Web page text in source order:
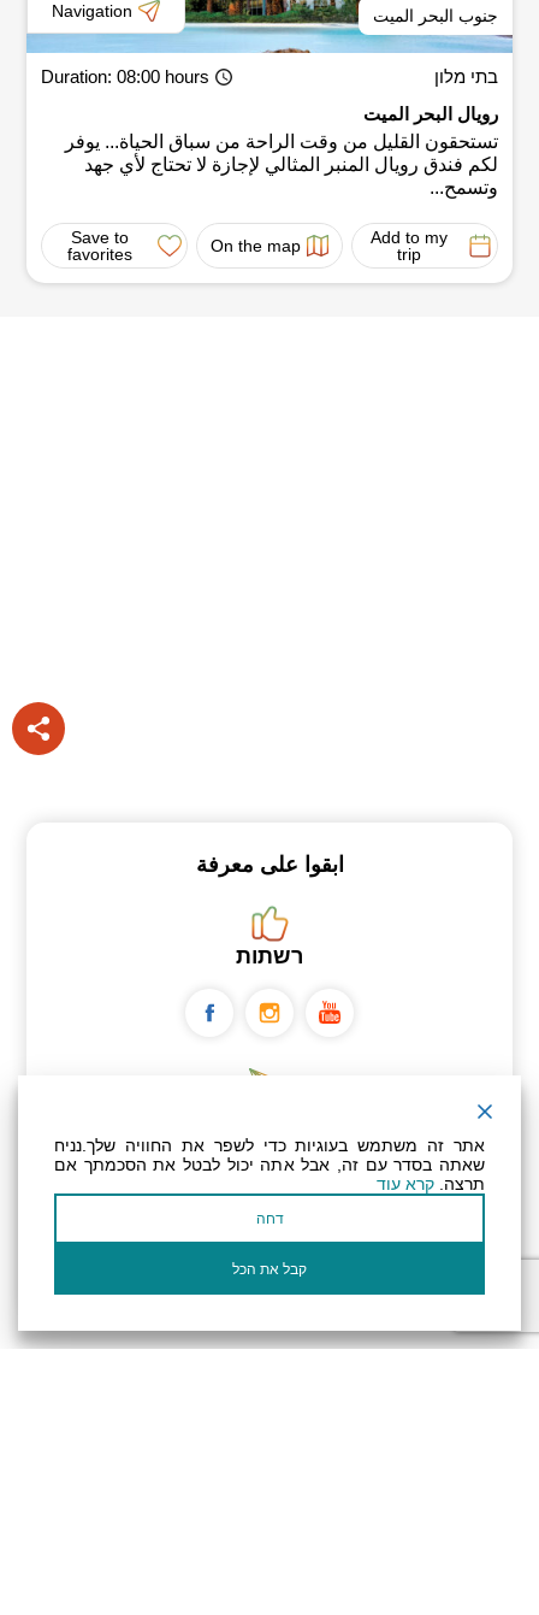
جنوب البحر الميت Navigation
בתי מלון Duration: 08:00 hours
رويال البحر الميت
تستحقون القليل من وقت الراحة من سباق الحياة... يوفر
لكم فندق رويال المنبر المثالي لإجازة لا تحتاج لأي جهد
وتسمح...
Add to my
trip
On the map
Save to
favorites
ابقوا على معرفة
רשתות
عنوان بريدك الإلكتروني
أؤكد أنني قرأت وأوافق على سياسةالخصوصية
وسياسة ملفات تعريف الارتباط الخاصة
אתר זה משתמש בעוגיות כדי לשפר את החוויה שלך.נניח
שאתה בסדר עם זה, אבל אתה יכול לבטל את הסכמתך אם
תרצה. קרא עוד
דחה
קבל את הכל